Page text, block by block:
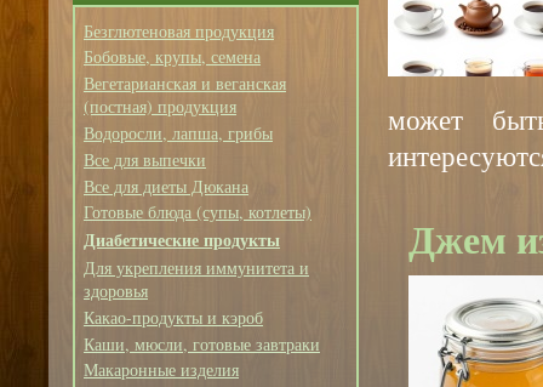
Безглютеновая продукция
Бобовые, крупы, семена
Вегетарианская и веганская
(постная) продукция
Водоросли, лапша, грибы
Все для выпечки
Все для диеты Дюкана
Готовые блюда (супы, котлеты)
Диабетические продукты
Для укрепления иммунитета и
здоровья
Какао-продукты и кэроб
Каши, мюсли, готовые завтраки
Макаронные изделия
может
Джем